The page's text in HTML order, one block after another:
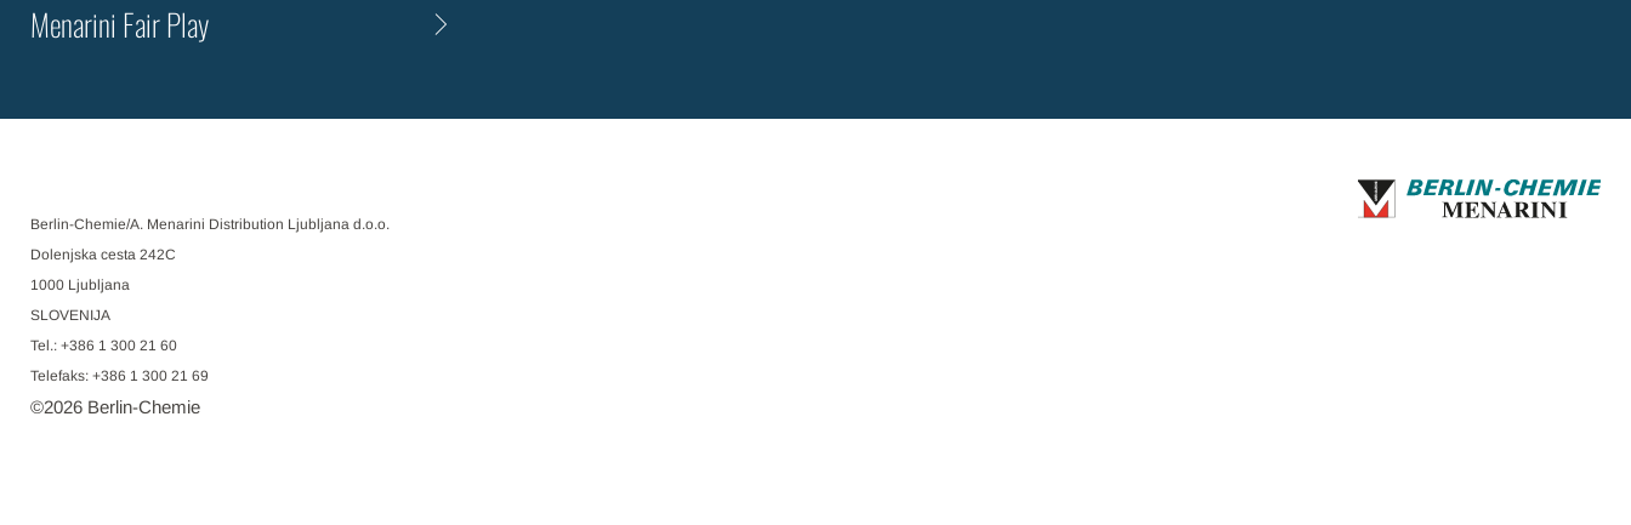
Menarini Fair Play
Berlin-Chemie/A. Menarini Distribution Ljubljana d.o.o.
Dolenjska cesta 242C
1000 Ljubljana
SLOVENIJA
Tel.: +386 1 300 21 60
Telefaks: +386 1 300 21 69
©2026 Berlin-Chemie